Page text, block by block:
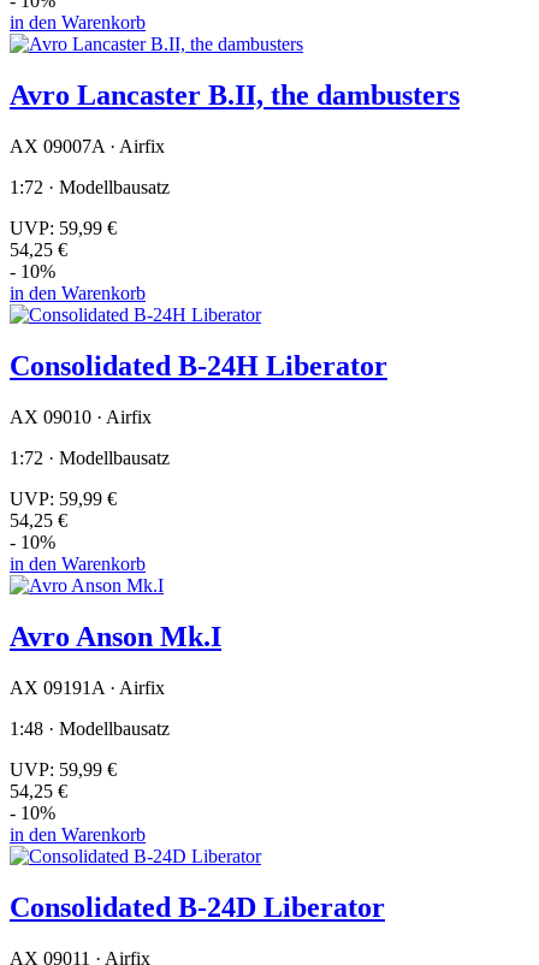
in den Warenkorb
Avro Lancaster B.II, the dambusters
AX 09007A · Airfix
1:72 · Modellbausatz
UVP: 59,99 €
54,25 €
- 10%
in den Warenkorb
Consolidated B-24H Liberator
AX 09010 · Airfix
1:72 · Modellbausatz
UVP: 59,99 €
54,25 €
- 10%
in den Warenkorb
Avro Anson Mk.I
AX 09191A · Airfix
1:48 · Modellbausatz
UVP: 59,99 €
54,25 €
- 10%
in den Warenkorb
Consolidated B-24D Liberator
AX 09011 · Airfix